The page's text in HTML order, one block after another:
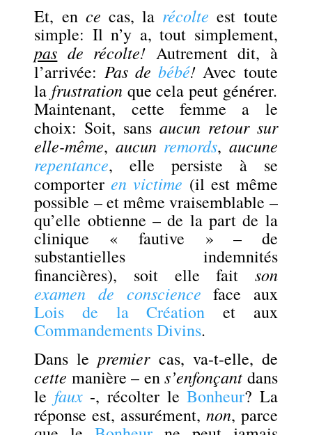
Et, en ce cas, la récolte est toute
simple: Il n’y a, tout simplement,
pas de récolte! Autrement dit, à
l’arrivée: Pas debébé!Avec toute
la frustration que cela peut générer.
Maintenant, cette femme a le
choix: Soit, sans aucun retour sur
elle-même, aucun remords, aucune
repentance, elle persiste à se
comporteren victime (il est même
possible – et même vraisemblable –
qu’elle obtienne – de la part de la
clinique « fautive » – de
substantielles indemnités
financières), soit elle fait son
examen de conscience face aux
Lois de la Création et aux
Commandements Divins.
Dans lepremiercas, va-t-elle, de
cette manière – ens’enfonçant dans
le faux-, récolter leBonheur? La
réponse est, assurément, non, parce